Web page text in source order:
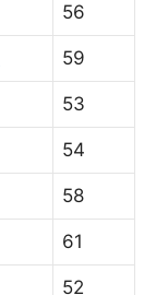
56
59
53
54
58
61
52